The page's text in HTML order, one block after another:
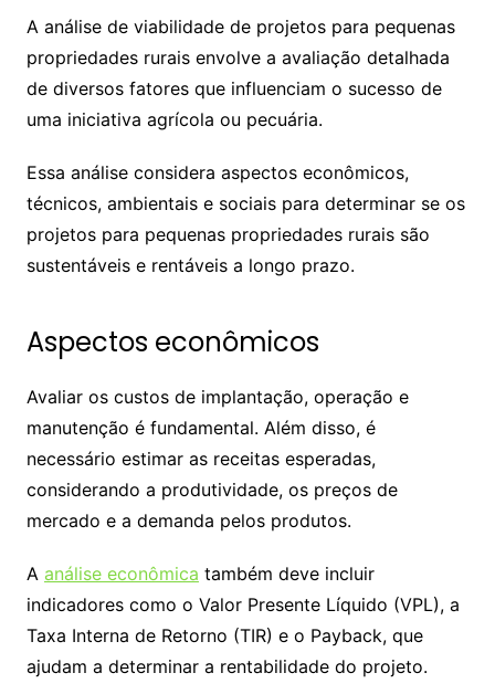
A análise de viabilidade de projetos para pequenas
propriedades rurais envolve a avaliação detalhada
de diversos fatores que influenciam o sucesso de
uma iniciativa agrícola ou pecuária.
Essa análise considera aspectos econômicos,
técnicos, ambientais e sociais para determinar se os
projetos para pequenas propriedades rurais são
sustentáveis e rentáveis a longo prazo.
Aspectos econômicos
Avaliar os custos de implantação, operação e
manutenção é fundamental. Além disso, é
necessário estimar as receitas esperadas,
considerando a produtividade, os preços de
mercado e a demanda pelos produtos.
A análise econômica também deve incluir
indicadores como o Valor Presente Líquido (VPL), a
Taxa Interna de Retorno (TIR) e o Payback, que
ajudam a determinar a rentabilidade do projeto.